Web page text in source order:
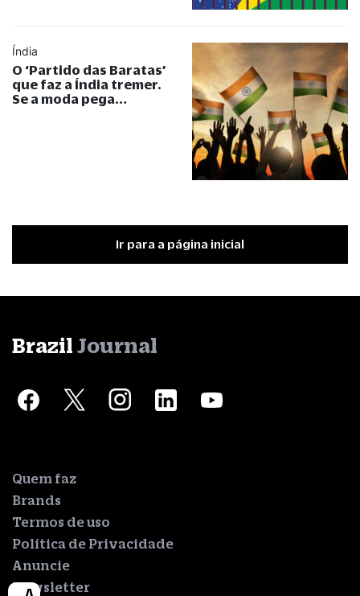
Índia
O ‘Partido das Baratas’
que faz a Índia tremer.
Se a moda pega…
Ir para a página inicial
Brazil Journal
Quem faz
Brands
Termos de uso
Política de Privacidade
Anuncie
Newsletter